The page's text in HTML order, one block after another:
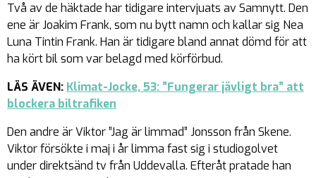
Två av de häktade har tidigare intervjuats av Samnytt. Den
ene är Joakim Frank, som nu bytt namn och kallar sig Nea
Luna Tintin Frank. Han är tidigare bland annat dömd för att
ha kört bil som var belagd med körförbud.
LÄS ÄVEN: Klimat-Jocke, 53: ”Fungerar jävligt bra” att
blockera biltrafiken
Den andre är Viktor ”Jag är limmad” Jonsson från Skene.
Viktor försökte i maj i år limma fast sig i studiogolvet
under direktsänd tv från Uddevalla. Efteråt pratade han